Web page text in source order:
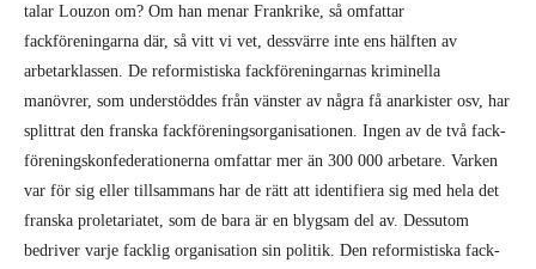
talar Louzon om? Om han menar Frankrike, så omfattar
fackföreningarna där, så vitt vi vet, dessvärre inte ens hälften av
arbetarklassen. De reformistiska fackföreningarnas kriminella
manövrer, som understöddes från vänster av några få anarkister osv, har
splittrat den franska fackföreningsorganisationen. Ingen av de två fack­
föreningskonfederationerna omfattar mer än 300 000 arbetare. Varken
var för sig eller till­sam­mans har de rätt att identifiera sig med hela det
franska proletariatet, som de bara är en blyg­sam del av. Dessutom
bedriver varje facklig organisation sin politik. Den reformistiska fack­